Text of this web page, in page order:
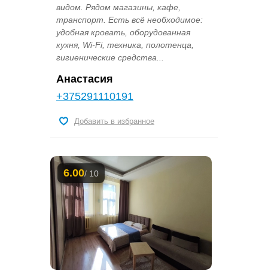
видом. Рядом магазины, кафе,
транспорт. Есть всё необходимое:
удобная кровать, оборудованная
кухня, Wi-Fi, техника, полотенца,
гигиенические средства...
Анастасия
+375291110191
Добавить в избранное
6.00/ 10